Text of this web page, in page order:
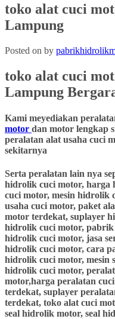
toko alat cuci
Lampung
Posted on by
toko alat cuci
Lampung
Kami meyediakan
motor dan motor lengkap
peralatan alat usaha cuci
sekitarnya
Serta peralatan lain nya
hidrolik cuci motor,
cuci motor, mesin hidrolik
usaha cuci motor, paket
motor terdekat, suplayer
hidrolik cuci motor, pabrik
hidrolik cuci motor, jasa
hidrolik cuci motor, cara
hidrolik cuci motor, mesin
hidrolik cuci motor,
motor,harga peralatan
terdekat, suplayer
terdekat, toko alat cuci
seal hidrolik motor, seal